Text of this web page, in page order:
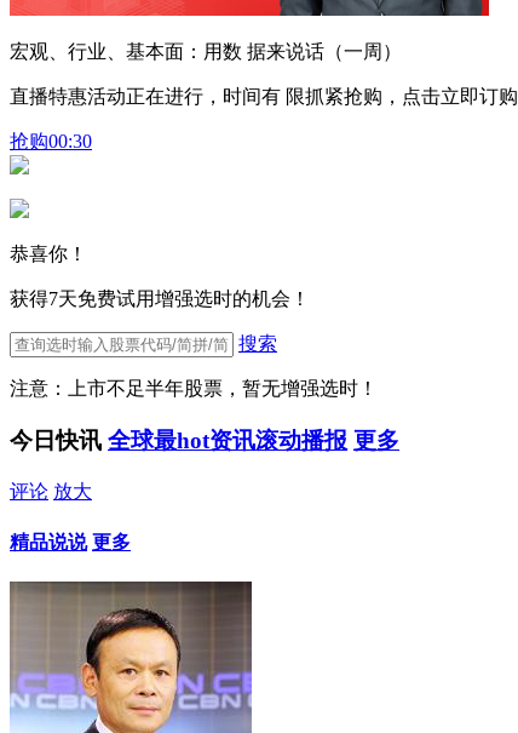
宏观、行业、基本面：用数 据来说话（一周）
直播特惠活动正在进行，时间有 限抓紧抢购，点击立即订购
抢购00:30
恭喜你！
获得7天免费试用增强选时的机会！
搜索
注意：上市不足半年股票，暂无增强选时！
今日快讯 全球最hot资讯滚动播报 更多
评论 放大
精品说说 更多